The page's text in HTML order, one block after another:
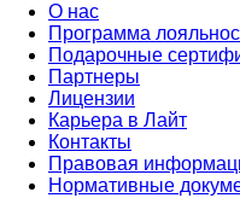
О нас
Программа
Подарочные
Партнеры
Лицензии
Карьера в Лайт
Контакты
Правовая
Нормативные